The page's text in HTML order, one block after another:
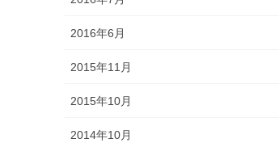
2016年6月
2015年11月
2015年10月
2014年10月